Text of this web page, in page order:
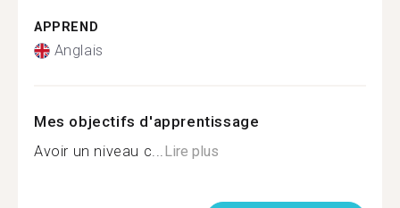
APPREND
Anglais
Mes objectifs d'apprentissage
Avoir un niveau c...Lire plus